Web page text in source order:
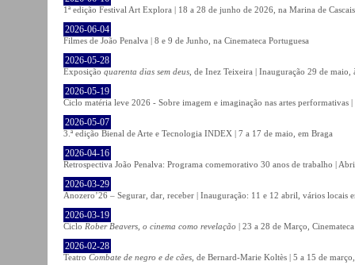
1ª edição Festival Art Explora | 18 a 28 de junho de 2026, na Marina de Cascais
2026-06-04
Filmes de João Penalva | 8 e 9 de Junho, na Cinemateca Portuguesa
2026-05-28
Exposição quarenta dias sem deus , de Inez Teixeira | Inauguração 29 de
2026-05-19
Ciclo matéria leve 2026 - Sobre imagem e imaginação nas artes
2026-05-07
3.ª edição Bienal de Arte e Tecnologia INDEX | 7 a 17 de maio, em Braga
2026-04-16
Retrospectiva João Penalva: Programa comemorativo 30 anos de trabalho |
2026-03-29
Anozero’26 – Segurar, dar, receber | Inauguração: 11 e 12 abril, vários locais
2026-03-19
Ciclo Rober Beavers, o cinema como revelação | 23 a 28 de Março,
2026-02-28
Teatro Combate de negro e de cães , de Bernard-Marie Koltès | 5 a 15 de